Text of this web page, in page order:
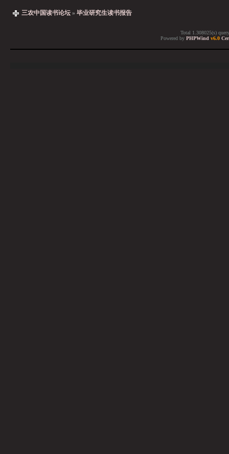
三农中国读书论坛 » 毕业研究生读书报告
Total 1.308025(s)
Powered by PHPWind v6.0